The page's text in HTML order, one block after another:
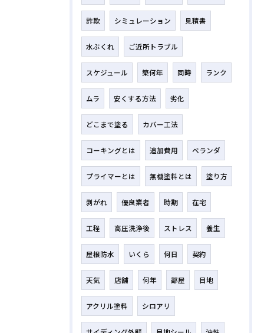
詐欺 シミュレーション 見積書
水ぶくれ ご近所トラブル
スケジュール 築何年 同時 ランク
ムラ 安くする方法 劣化
どこまで塗る カバー工法
コーキングとは 追加費用 ベランダ
プライマーとは 無機塗料とは 塗り方
剥がれ 優良業者 時期 在宅
工程 高圧洗浄後 ストレス 養生
屋根防水 いくら 何日 契約
天気 店舗 何年 部屋 目地
アクリル塗料 シロアリ